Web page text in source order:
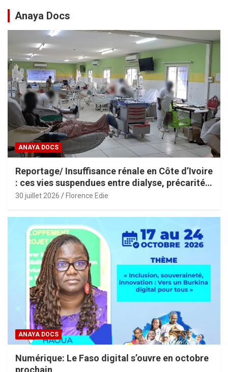
Anaya Docs
ANAYA DOCS
Reportage/ Insuffisance rénale en Côte d’Ivoire
: ces vies suspendues entre dialyse, précarité
et espoir
30 juillet 2026 Florence Edie
ANAYA DOCS
Numérique: Le Faso digital s’ouvre en octobre
prochain